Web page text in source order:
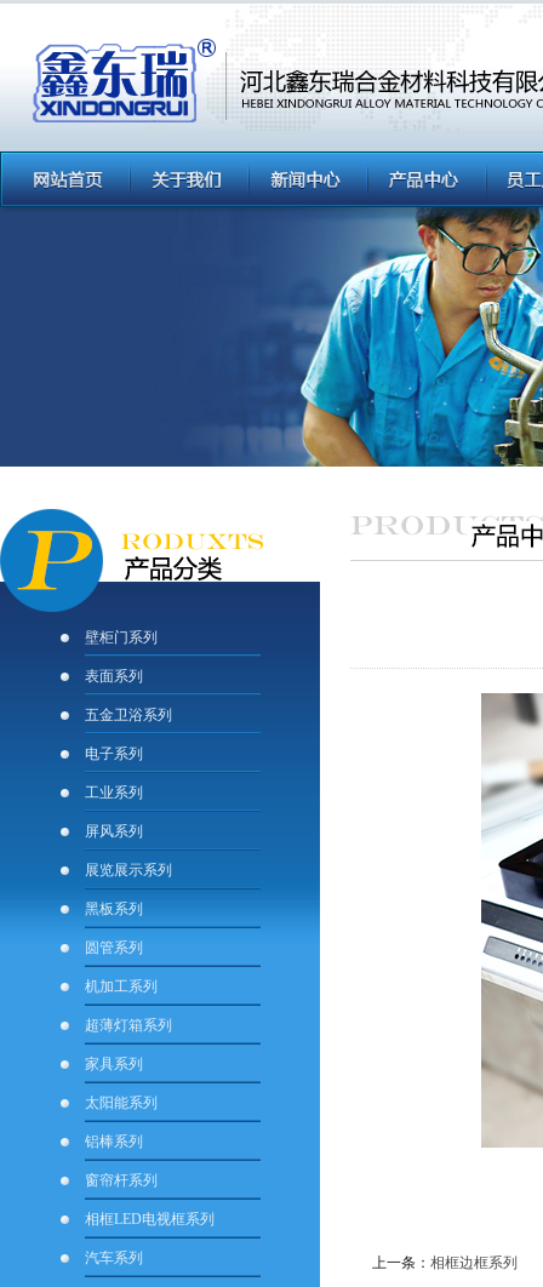
壁柜门系列
表面系列
五金卫浴系列
电子系列
工业系列
屏风系列
展览展示系列
黑板系列
圆管系列
机加工系列
超薄灯箱系列
家具系列
太阳能系列
铝棒系列
窗帘杆系列
相框LED电视框系列
汽车系列 上一条： 相框边框系列